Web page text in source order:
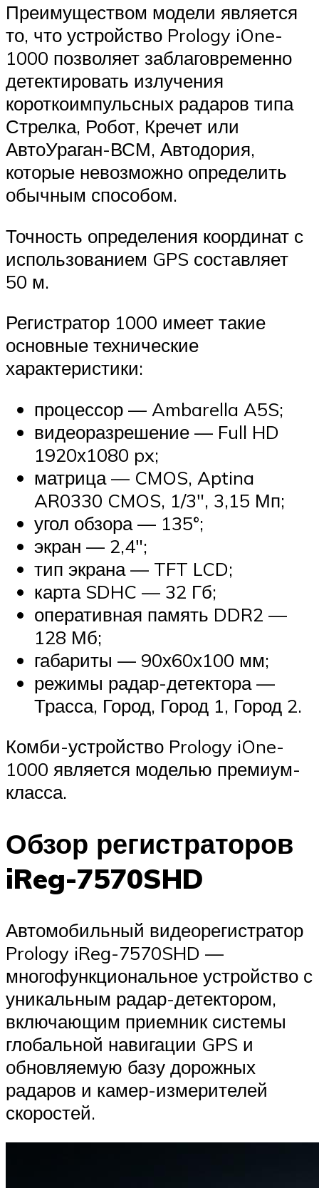
Преимуществом модели является
то, что устройство Prology iOne-
1000 позволяет заблаговременно
детектировать излучения
короткоимпульсных радаров типа
Стрелка, Робот, Кречет или
АвтоУраган-ВСМ, Автодория,
которые невозможно определить
обычным способом.
Точность определения координат с
использованием GPS составляет
50 м.
Регистратор 1000 имеет такие
основные технические
характеристики:
процессор — Ambarella A5S;
видеоразрешение — Full HD
1920х1080 px;
матрица — CMOS, Aptina
AR0330 CMOS, 1/3″, 3,15 Мп;
угол обзора — 135°;
экран — 2,4″;
тип экрана — TFT LCD;
карта SDHC — 32 Гб;
оперативная память DDR2 —
128 Мб;
габариты — 90х60х100 мм;
режимы радар-детектора —
Трасса, Город, Город 1, Город 2.
Комби-устройство Prology iOne-
1000 является моделью премиум-
класса.
Обзор регистраторов
iReg-7570SHD
Автомобильный видеорегистратор
Prology iReg-7570SHD —
многофункциональное устройство с
уникальным радар-детектором,
включающим приемник системы
глобальной навигации GPS и
обновляемую базу дорожных
радаров и камер-измерителей
скоростей.